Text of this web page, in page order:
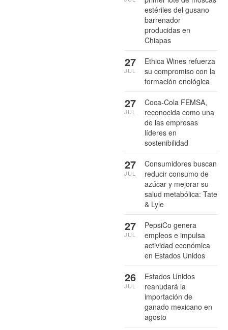
estériles del gusano
barrenador
producidas en
Chiapas
Ethica Wines refuerza
su compromiso con la
formación enológica
27
JUL
Coca-Cola FEMSA,
reconocida como una
de las empresas
líderes en
sostenibilidad
27
JUL
Consumidores buscan
reducir consumo de
azúcar y mejorar su
salud metabólica: Tate
& Lyle
27
JUL
PepsiCo genera
empleos e impulsa
actividad económica
en Estados Unidos
27
JUL
Estados Unidos
reanudará la
importación de
ganado mexicano en
agosto
26
JUL